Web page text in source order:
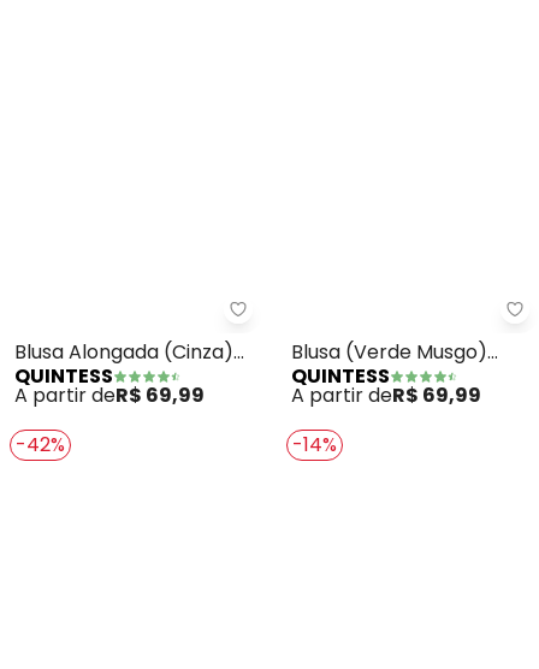
Blusa Alongada (Cinza)
com Decote V
QUINTESS
A partir deR$ 69,99
Blusa (Verde Musgo)
com Elástico nas Mangas
QUINTESS
A partir deR$ 69,99
-42%
-14%